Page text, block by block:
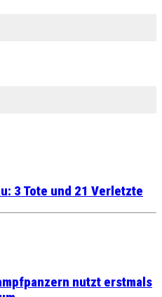
3 Tote und 21 Verletzte
nutzt erstmals